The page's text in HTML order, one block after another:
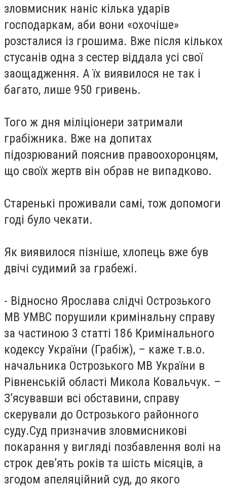
зловмисник наніс кілька ударів
господаркам, аби вони «охочіше»
розсталися із грошима. Вже після кількох
стусанів одна з сестер віддала усі свої
заощадження. А їх виявилося не так і
багато, лише 950 гривень.
Того ж дня міліціонери затримали
грабіжника. Вже на допитах
підозрюваний пояснив правоохоронцям,
що своїх жертв він обрав не випадково.
Старенькі проживали самі, тож допомоги
годі було чекати.
Як виявилося пізніше, хлопець вже був
двічі судимий за грабежі.
- Відносно Ярослава слідчі Острозького
МВ УМВС порушили кримінальну справу
за частиною 3 статті 186 Кримінального
кодексу України (Грабіж), – каже т.в.о.
начальника Острозького МВ України в
Рівненській області Микола Ковальчук. –
З’ясувавши всі обставини, справу
скерували до Острозького районного
суду.Суд призначив зловмисникові
покарання у вигляді позбавлення волі на
строк дев’ять років та шість місяців, а
згодом апеляційний суд, до якого